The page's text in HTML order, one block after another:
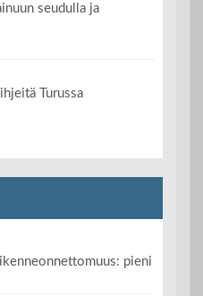
seudulla ja
Turussa
pieni